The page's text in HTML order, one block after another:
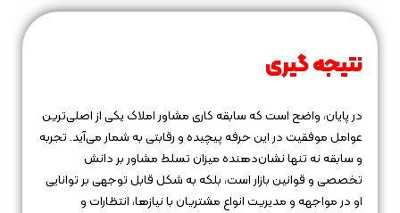
نتیجه گیری
در پایان، واضح است که سابقه کاری مشاور املاک یکی از اصلی‌ترین
عوامل موفقیت در این حرفه پیچیده و رقابتی به شمار می‌آید. تجربه
و سابقه نه تنها نشان‌دهنده میزان تسلط مشاور بر دانش
تخصصی و قوانین بازار است، بلکه به شکل قابل توجهی بر توانایی
او در مواجهه و مدیریت انواع مشتریان با نیازها، انتظارات و